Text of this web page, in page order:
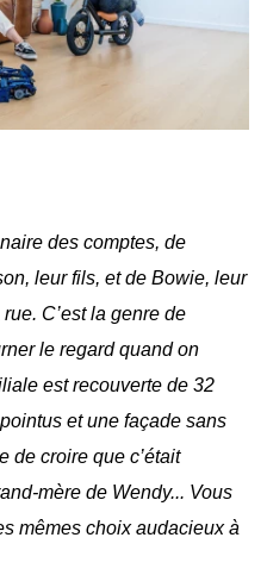
des comptes, de
leur fils, et de Bowie, leur
C’est la genre de
le regard quand on
est recouverte de 32
et une façade sans
de croire que c’était
mère de Wendy... Vous
mêmes choix audacieux à